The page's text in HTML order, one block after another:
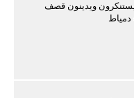
ويدينون قصف
دمياط